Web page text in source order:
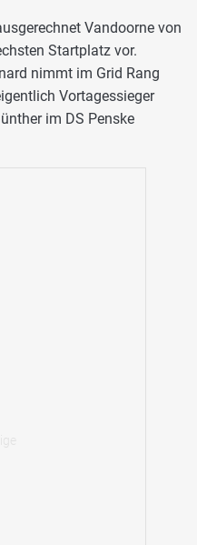
Vandoorne von
Startplatz vor.
nimmt im Grid Rang
Vortagessieger
im DS Penske